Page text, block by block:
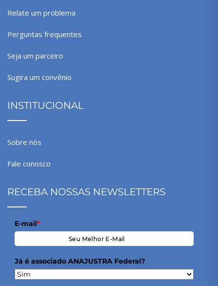
Relate um problema
Perguntas frequentes
Seja um parceiro
Sugira um convênio
INSTITUCIONAL
Sobre nós
Fale conosco
RECEBA NOSSAS NEWSLETTERS
E-mail*
Já é associado ANAJUSTRA Federal?